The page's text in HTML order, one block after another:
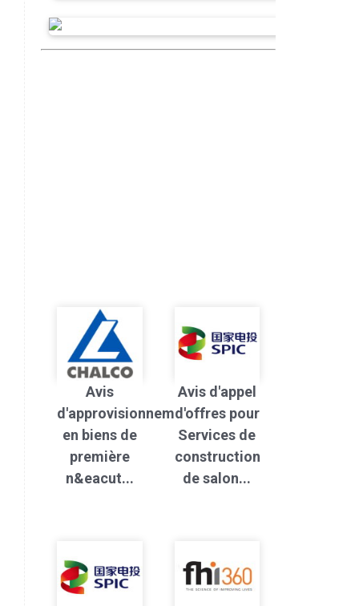
Avis
d'approvisionnement
en biens de
première
n&eacut...
Avis d'appel
d'offres pour
Services de
construction
de salon...